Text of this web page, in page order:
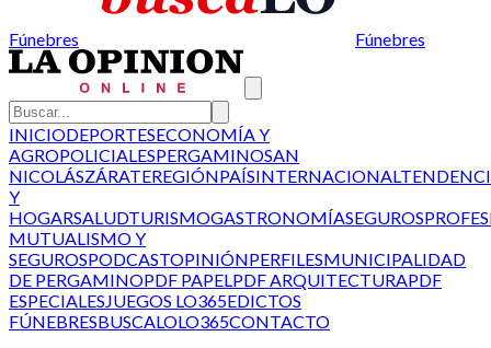
Fúnebres Fúnebres
INICIODEPORTESECONOMÍA Y
AGROPOLICIALESPERGAMINOSAN
NICOLÁSZÁRATEREGIÓNPAÍSINTERNACIONAL
Y
HOGARSALUDTURISMOGASTRONOMÍASEGUROS
MUTUALISMO Y
SEGUROSPODCASTOPINIÓNPERFILESMUNICIPALIDAD
DE PERGAMINOPDF PAPELPDF ARQUITECTURAPDF
ESPECIALESJUEGOS LO365EDICTOS
FÚNEBRESBUSCALOLO365CONTACTO